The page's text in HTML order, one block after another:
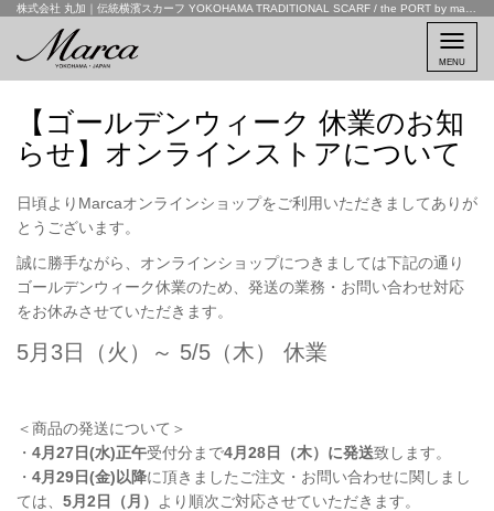
MENU
【ゴールデンウィーク 休業のお知
らせ】オンラインストアについて
日頃よりMarcaオンラインショップをご利用いただきましてありが
とうございます。
誠に勝手ながら、オンラインショップにつきましては下記の通り
ゴールデンウィーク休業のため、発送の業務・お問い合わせ対応
をお休みさせていただきます。
5月3日（火）～ 5/5（木） 休業
＜商品の発送について＞
・ 4月27日(水)正午受付分まで4月28日（木）に発送致します。
・ 4月29日(金)以降に頂きましたご注文・お問い合わせに関しまし
ては、 5月2日（月）
より順次ご対応させていただきます。